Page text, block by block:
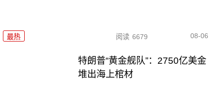
最热 阅读 6679 08-06
特朗普“黄金舰队”：2750亿美金
堆出海上棺材